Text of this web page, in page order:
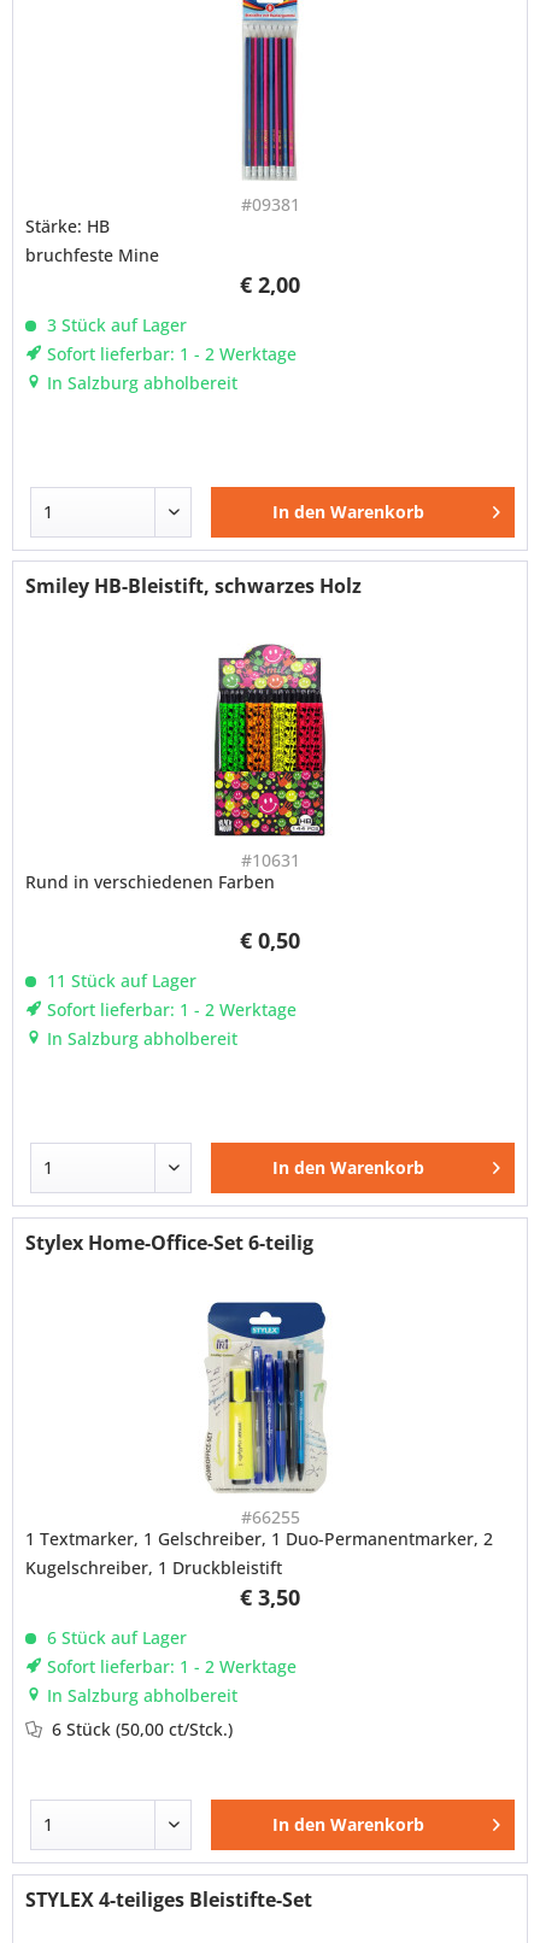
#09381
€ 2,00
Stärke: HB
bruchfeste Mine
3 Stück auf Lager
Sofort lieferbar: 1 - 2 Werktage
In Salzburg abholbereit
In den Warenkorb
Smiley HB-Bleistift, schwarzes Holz
#10631
€ 0,50
Rund in verschiedenen Farben
11 Stück auf Lager
Sofort lieferbar: 1 - 2 Werktage
In Salzburg abholbereit
In den Warenkorb
Stylex Home-Office-Set 6-teilig
#66255
€ 3,50
1 Textmarker, 1 Gelschreiber, 1 Duo-Permanentmarker, 2
Kugelschreiber, 1 Druckbleistift
6 Stück auf Lager
Sofort lieferbar: 1 - 2 Werktage
In Salzburg abholbereit
6 Stück(50,00 ct/Stck.)
In den Warenkorb
STYLEX 4-teiliges Bleistifte-Set